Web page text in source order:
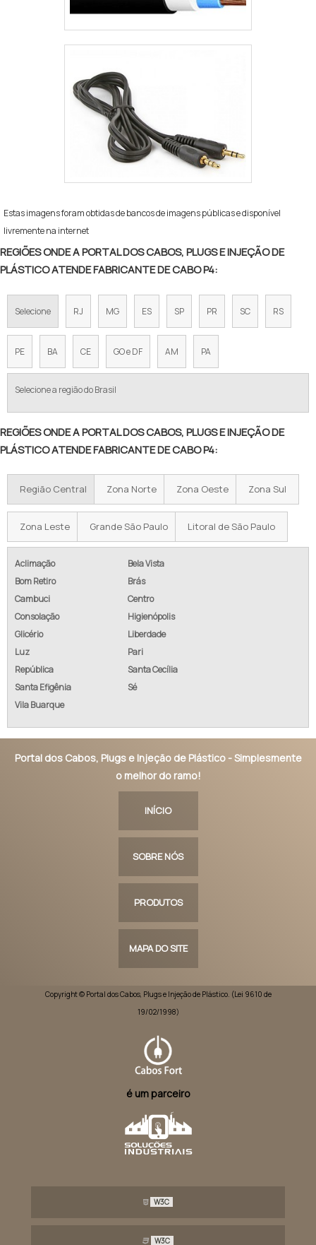
Estas imagens foram obtidas de bancos de imagens públicas e disponível
livremente na internet
REGIÕES ONDE A PORTAL DOS CABOS, PLUGS E INJEÇÃO DE
PLÁSTICO ATENDE FABRICANTE DE CABO P4:
Selecione RJ MG ES SP PR SC RS
PE BA CE GO e DF AM PA
Selecione a região do Brasil
REGIÕES ONDE A PORTAL DOS CABOS, PLUGS E INJEÇÃO DE
PLÁSTICO ATENDE FABRICANTE DE CABO P4:
Região Central Zona Norte Zona Oeste Zona Sul
Zona Leste Grande São Paulo Litoral de São Paulo
Aclimação
Bela Vista
Bom Retiro
Brás
Cambuci
Centro
Consolação
Higienópolis
Glicério
Liberdade
Luz
Pari
República
Santa Cecília
Santa Efigênia
Sé
Vila Buarque
Portal dos Cabos, Plugs e Injeção de Plástico - Simplesmente
o melhor do ramo!
INÍCIO
SOBRE NÓS
PRODUTOS
MAPA DO SITE
Copyright © Portal dos Cabos, Plugs e Injeção de Plástico. (Lei 9610 de
19/02/1998)
é um parceiro
W3C
W3C